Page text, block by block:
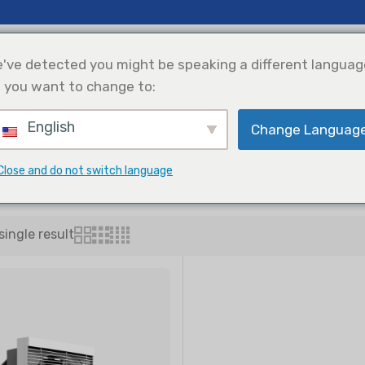
Kühlung Produktauswahl
Abluftventilatoren
result
detected you might be speaking a different
you want to change to:
English Change
and do not switch language